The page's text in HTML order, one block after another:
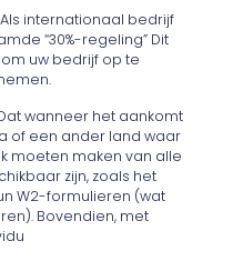
internationaal bedrijf
“30%-regeling” Dit
uw bedrijf op te
wanneer het aankomt
of een ander land waar
moeten maken van alle
zijn, zoals het
W2-formulieren (wat
Bovendien, met